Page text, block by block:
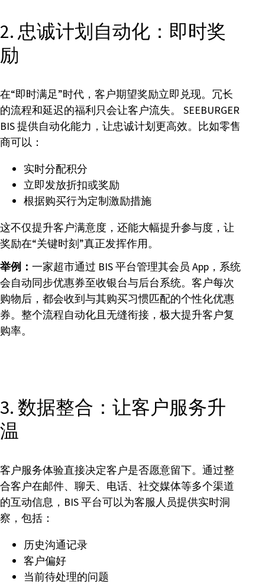
2. 忠诚计划自动化：即时奖
励
在“即时满足”时代，客户期望奖励立即兑现。冗长
的流程和延迟的福利只会让客户流失。 SEEBURGER
BIS 提供自动化能力，让忠诚计划更高效。比如零售
商可以：
实时分配积分
立即发放折扣或奖励
根据购买行为定制激励措施
这不仅提升客户满意度，还能大幅提升参与度，让
奖励在“关键时刻”真正发挥作用。
举例： 一家超市通过 BIS 平台管理其会员 App，系统
会自动同步优惠券至收银台与后台系统。客户每次
购物后，都会收到与其购买习惯匹配的个性化优惠
券。整个流程自动化且无缝衔接，极大提升客户复
购率。
3. 数据整合：让客户服务升
温
客户服务体验直接决定客户是否愿意留下。通过整
合客户在邮件、聊天、电话、社交媒体等多个渠道
的互动信息，BIS 平台可以为客服人员提供实时洞
察，包括：
历史沟通记录
客户偏好
当前待处理的问题